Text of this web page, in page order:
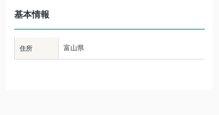
基本情報
住所 富山県